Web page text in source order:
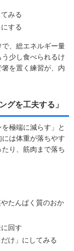
みる
する
、総エネルギー量
少し食べられるけ
を置く練習が、内
グを工夫する」
極端に減らす」と
は体重が落ちやす
り、筋肉まで落ち
たんぱく質のおか
回す
け」にしてみる